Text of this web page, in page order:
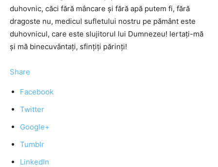
duhovnic, căci fără mâncare şi fără apă putem fi, fără
dragoste nu, medicul sufletului nostru pe pământ este
duhovnicul, care este slujitorul lui Dumnezeu! Iertaţi-mă
şi mă binecuvântaţi, sfinţiţi părinţi!
Share
Facebook
Twitter
Google+
Tumblr
LinkedIn